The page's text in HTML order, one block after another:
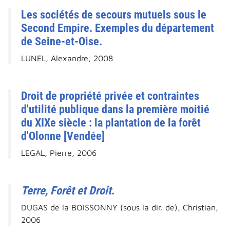
Les sociétés de secours mutuels sous le
Second Empire. Exemples du département
de Seine-et-Oise.
LUNEL, Alexandre, 2008
Droit de propriété privée et contraintes
d'utilité publique dans la première moitié
du XIXe siècle : la plantation de la forêt
d'Olonne [Vendée]
LEGAL, Pierre, 2006
Terre, Forêt et Droit.
DUGAS de la BOISSONNY (sous la dir. de), Christian,
2006